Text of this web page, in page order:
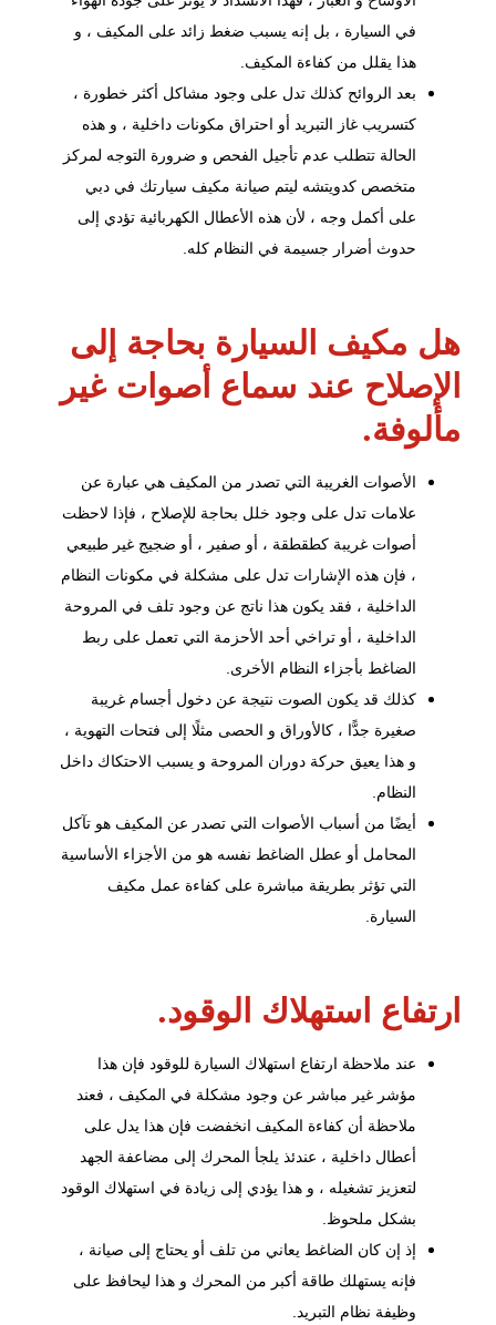
في السيارة ، بل إنه يسبب ضغط زائد على المكيف ، و
هذا يقلل من كفاءة المكيف.
بعد الروائح كذلك تدل على وجود مشاكل أكثر خطورة ،
كتسريب غاز التبريد أو احتراق مكونات داخلية ، و هذه
الحالة تتطلب عدم تأجيل الفحص و ضرورة التوجه لمركز
متخصص كدويتشه ليتم صيانة مكيف سيارتك في دبي
على أكمل وجه ، لأن هذه الأعطال الكهربائية تؤدي إلى
حدوث أضرار جسيمة في النظام كله.
هل مكيف السيارة بحاجة إلى
الإصلاح عند سماع أصوات غير
مألوفة.
الأصوات الغريبة التي تصدر من المكيف هي عبارة عن
علامات تدل على وجود خلل بحاجة للإصلاح ، فإذا لاحظت
أصوات غريبة كطقطقة ، أو صفير ، أو ضجيج غير طبيعي
، فإن هذه الإشارات تدل على مشكلة في مكونات النظام
الداخلية ، فقد يكون هذا ناتج عن وجود تلف في المروحة
الداخلية ، أو تراخي أحد الأحزمة التي تعمل على ربط
الضاغط بأجزاء النظام الأخرى.
كذلك قد يكون الصوت نتيجة عن دخول أجسام غريبة
صغيرة جدًّا ، كالأوراق و الحصى مثلًا إلى فتحات التهوية ،
و هذا يعيق حركة دوران المروحة و يسبب الاحتكاك داخل
النظام.
أيضًا من أسباب الأصوات التي تصدر عن المكيف هو تآكل
المحامل أو عطل الضاغط نفسه هو من الأجزاء الأساسية
التي تؤثر بطريقة مباشرة على كفاءة عمل مكيف
السيارة.
ارتفاع استهلاك الوقود.
عند ملاحظة ارتفاع استهلاك السيارة للوقود فإن هذا
مؤشر غير مباشر عن وجود مشكلة في المكيف ، فعند
ملاحظة أن كفاءة المكيف انخفضت فإن هذا يدل على
أعطال داخلية ، عندئذ يلجأ المحرك إلى مضاعفة الجهد
لتعزيز تشغيله ، و هذا يؤدي إلى زيادة في استهلاك الوقود
بشكل ملحوظ.
إذ إن كان الضاغط يعاني من تلف أو يحتاج إلى صيانة ،
فإنه يستهلك طاقة أكبر من المحرك و هذا ليحافظ على
وظيفة نظام التبريد.